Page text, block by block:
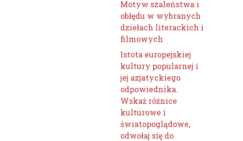
Motyw szaleństwa i
obłędu w wybranych
dziełach literackich i
filmowych
Istota europejskiej
kultury popularnej i
jej azjatyckiego
odpowiednika.
Wskaż różnice
kulturowe i
światopoglądowe,
odwołaj się do